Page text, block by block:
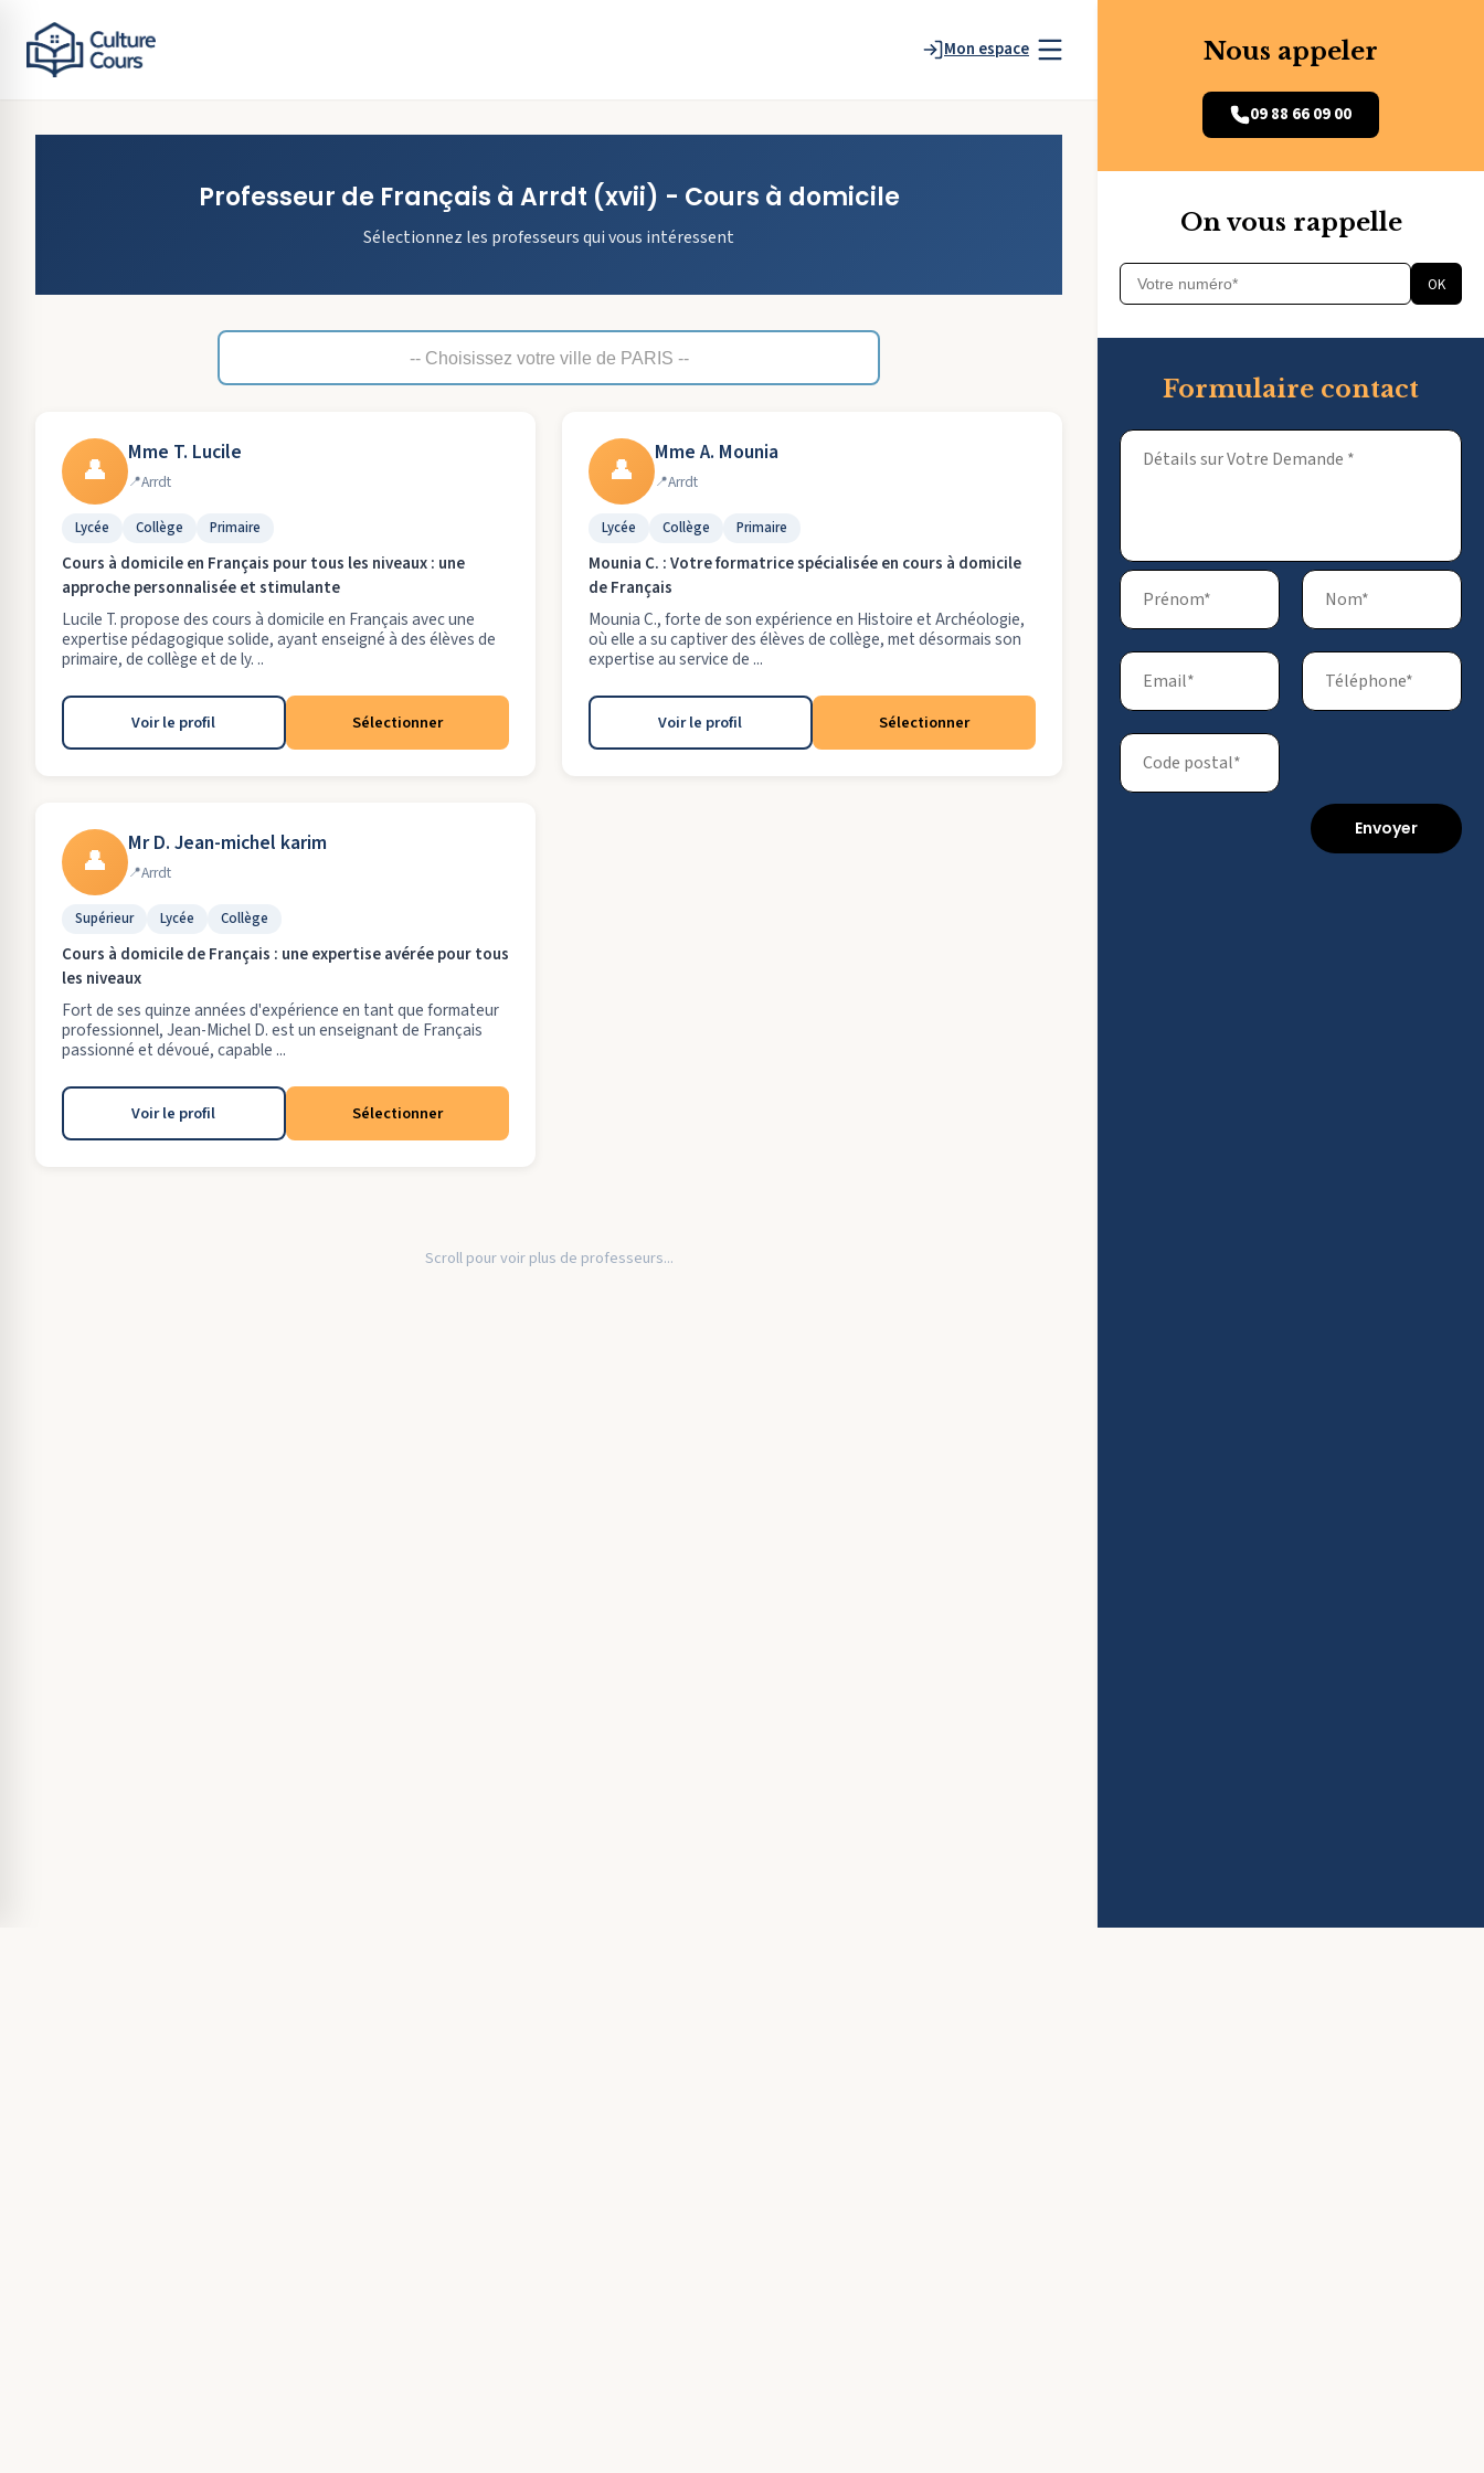
Mon espace
Professeur de Français à Arrdt (xvii) - Cours à domicile
Sélectionnez les professeurs qui vous intéressent
👤 Mme T. Lucile
Arrdt
Lycée Collège Primaire
Cours à domicile en Français pour tous les niveaux : une
approche personnalisée et stimulante
Lucile T. propose des cours à domicile en Français avec une
expertise pédagogique solide, ayant enseigné à des élèves de
primaire, de collège et de ly. ..
Voir le profil Sélectionner
👤 Mme A. Mounia
Arrdt
Lycée Collège Primaire
Mounia C. : Votre formatrice spécialisée en cours à domicile
de Français
Mounia C., forte de son expérience en Histoire et Archéologie,
où elle a su captiver des élèves de collège, met désormais son
expertise au service de ...
Voir le profil Sélectionner
👤 Mr D. Jean-michel karim
Arrdt
Supérieur Lycée Collège
Cours à domicile de Français : une expertise avérée pour tous
les niveaux
Fort de ses quinze années d'expérience en tant que formateur
professionnel, Jean-Michel D. est un enseignant de Français
passionné et dévoué, capable ...
Voir le profil Sélectionner
Scroll pour voir plus de professeurs...
Nous appeler
09 88 66 09 00
On vous rappelle
OK
Formulaire contact
Envoyer